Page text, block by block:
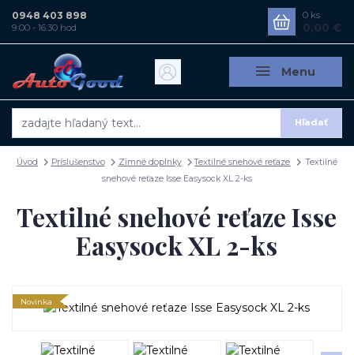
Menu
Hľadať
0948 403 898
9:00 - 16:30 hod
0 ks
0,00 €
Úvod Príslušenstvo Zimné doplnky Textilné snehové reťaze
Textilné
snehové reťaze Isse Easysock XL 2-ks
Textilné snehové reťaze Isse
Easysock XL 2-ks
Novinka